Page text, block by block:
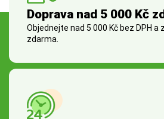
Doprava nad 5 000 Kč
Objednejte nad 5 000 Kč bez DPH a
zdarma.